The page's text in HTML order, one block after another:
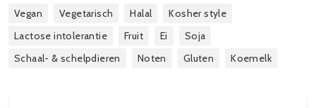
Vegan Vegetarisch Halal
Kosher style
Lactose intolerantie
Fruit Ei
Soja
Schaal- & schelpdieren
Noten Gluten Koemelk